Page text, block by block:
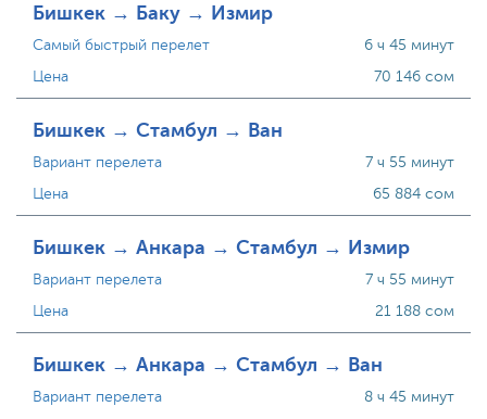
Бишкек → Баку → Измир
Самый быстрый перелет
Цена
6 ч 45 минут
70 146 сом
Бишкек → Стамбул → Ван
Вариант перелета
Цена
7 ч 55 минут
65 884 сом
Бишкек → Анкара → Стамбул → Измир
Вариант перелета
Цена
7 ч 55 минут
21 188 сом
Бишкек → Анкара → Стамбул → Ван
Вариант перелета
8 ч 45 минут